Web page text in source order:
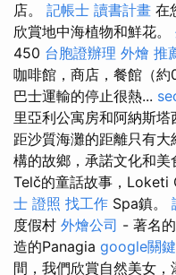
店。 記帳士 讀書計畫 在
欣賞地中海植物和鮮花。
450 台胞證辦理 外燴 推
咖啡館，商店，餐館（約
巴士運輸的停止很熱...
里亞利公寓房和阿納斯塔
距沙質海灘的距離只有
構的故鄉，承諾文化和美
Telč的童話故事，
士 證照 找工作 Spa鎮。
度假村 外燴公司 - 著名
造的Panagia google關
間，我們欣賞自然美女